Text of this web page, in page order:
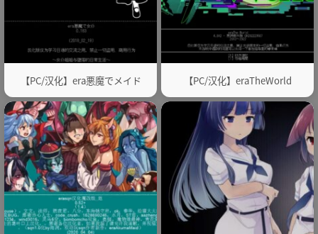
【PC/汉化】era悪魔でメイド 【PC/汉化】eraTheWorld